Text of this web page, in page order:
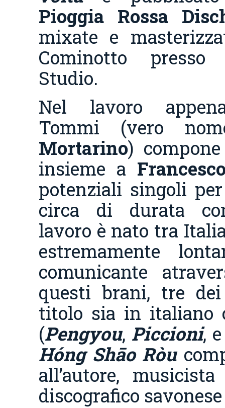
Pioggia Rossa
mixate e
Cominotto
Studio.
Nel lavoro
Tommi (vero
Mortarino)
insieme a
potenziali singoli
circa di durata
lavoro è nato tra
estremamente
comunicante
questi brani, tre
titolo sia in italiano
(Pengyou, Piccioni,
Hóng Shāo Ròu
all’autore,
discografico